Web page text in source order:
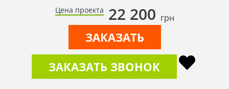
Цена проекта 22 200 грн
ЗАКАЗАТЬ
ЗАКАЗАТЬ ЗВОНОК